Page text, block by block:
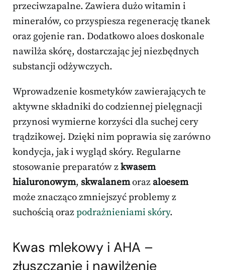
przeciwzapalne. Zawiera dużo witamin i
minerałów, co przyspiesza regenerację tkanek
oraz gojenie ran. Dodatkowo aloes doskonale
nawilża skórę, dostarczając jej niezbędnych
substancji odżywczych.
Wprowadzenie kosmetyków zawierających te
aktywne składniki do codziennej pielęgnacji
przynosi wymierne korzyści dla suchej cery
trądzikowej. Dzięki nim poprawia się zarówno
kondycja, jak i wygląd skóry. Regularne
stosowanie preparatów zkwasem
hialuronowym, skwalanemorazaloesem
może znacząco zmniejszyć problemy z
suchością orazpodrażnieniami skóry.
Kwas mlekowy i AHA –
złuszczanie i nawilżenie